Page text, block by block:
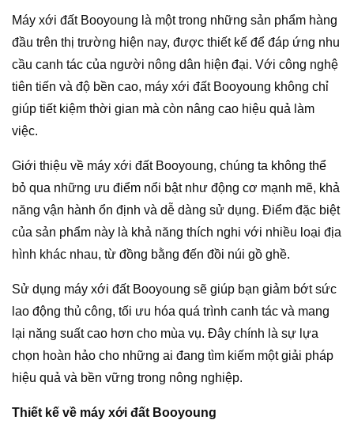
Máy xới đất Booyoung là một trong những sản phẩm hàng
đầu trên thị trường hiện nay, được thiết kế để đáp ứng nhu
cầu canh tác của người nông dân hiện đại. Với công nghệ
tiên tiến và độ bền cao, máy xới đất Booyoung không chỉ
giúp tiết kiệm thời gian mà còn nâng cao hiệu quả làm
việc.
Giới thiệu về máy xới đất Booyoung, chúng ta không thể
bỏ qua những ưu điểm nổi bật như động cơ mạnh mẽ, khả
năng vận hành ổn định và dễ dàng sử dụng. Điểm đặc biệt
của sản phẩm này là khả năng thích nghi với nhiều loại địa
hình khác nhau, từ đồng bằng đến đồi núi gồ ghề.
Sử dụng máy xới đất Booyoung sẽ giúp bạn giảm bớt sức
lao động thủ công, tối ưu hóa quá trình canh tác và mang
lại năng suất cao hơn cho mùa vụ. Đây chính là sự lựa
chọn hoàn hảo cho những ai đang tìm kiếm một giải pháp
hiệu quả và bền vững trong nông nghiệp.
Thiết kế về máy xới đất Booyoung